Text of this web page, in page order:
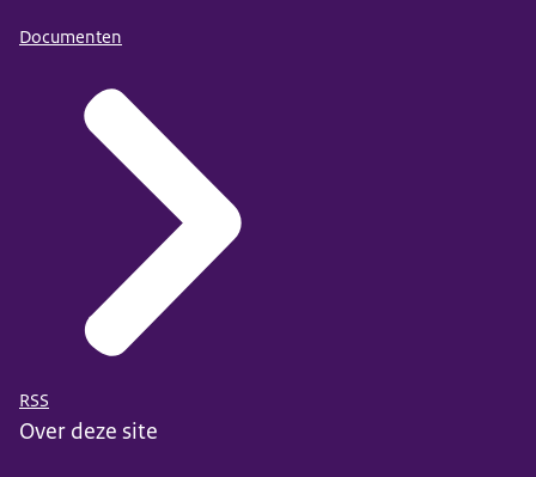
Documenten
RSS
Over deze site